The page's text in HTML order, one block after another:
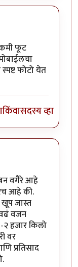
फूट
फोटो येत
किंवासदस्य व्हा
वगैरे आहे
आहे की.
खूप जास्त
वजन
हजार किलो
वर
प्रतिसाद